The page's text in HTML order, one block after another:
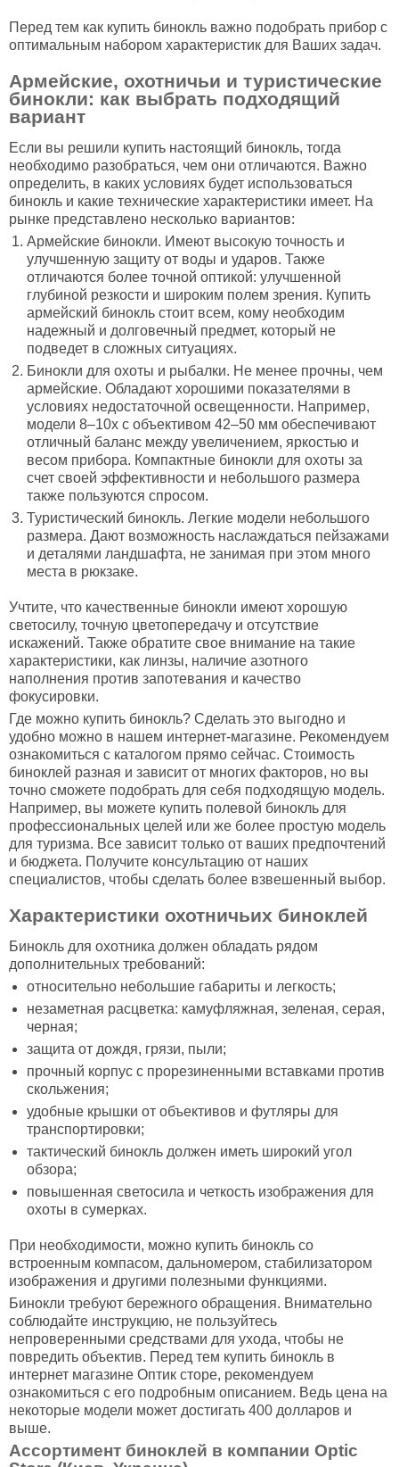
Перед тем как купить бинокль важно подобрать прибор с
оптимальным набором характеристик для Ваших задач.
Армейские, охотничьи и туристические
бинокли: как выбрать подходящий
вариант
Если вы решили купить настоящий бинокль, тогда
необходимо разобраться, чем они отличаются. Важно
определить, в каких условиях будет использоваться
бинокль и какие технические характеристики имеет. На
рынке представлено несколько вариантов:
Армейские бинокли. Имеют высокую точность и
улучшенную защиту от воды и ударов. Также
отличаются более точной оптикой: улучшенной
глубиной резкости и широким полем зрения. Купить
армейский бинокль стоит всем, кому необходим
надежный и долговечный предмет, который не
подведет в сложных ситуациях.
Бинокли для охоты и рыбалки. Не менее прочны, чем
армейские. Обладают хорошими показателями в
условиях недостаточной освещенности. Например,
модели 8–10x с объективом 42–50 мм обеспечивают
отличный баланс между увеличением, яркостью и
весом прибора. Компактные бинокли для охоты за
счет своей эффективности и небольшого размера
также пользуются спросом.
Туристический бинокль. Легкие модели небольшого
размера. Дают возможность наслаждаться пейзажами
и деталями ландшафта, не занимая при этом много
места в рюкзаке.
Учтите, что качественные бинокли имеют хорошую
светосилу, точную цветопередачу и отсутствие
искажений. Также обратите свое внимание на такие
характеристики, как линзы, наличие азотного
наполнения против запотевания и качество
фокусировки.
Где можно купить бинокль? Сделать это выгодно и
удобно можно в нашем интернет-магазине. Рекомендуем
ознакомиться с каталогом прямо сейчас. Стоимость
биноклей разная и зависит от многих факторов, но вы
точно сможете подобрать для себя подходящую модель.
Например, вы можете купить полевой бинокль для
профессиональных целей или же более простую модель
для туризма. Все зависит только от ваших предпочтений
и бюджета. Получите консультацию от наших
специалистов, чтобы сделать более взвешенный выбор.
Характеристики охотничьих биноклей
Бинокль для охотника должен обладать рядом
дополнительных требований:
относительно небольшие габариты и легкость;
незаметная расцветка: камуфляжная, зеленая, серая,
черная;
защита от дождя, грязи, пыли;
прочный корпус с прорезиненными вставками против
скольжения;
удобные крышки от объективов и футляры для
транспортировки;
тактический бинокль должен иметь широкий угол
обзора;
повышенная светосила и четкость изображения для
охоты в сумерках.
При необходимости, можно купить бинокль со
встроенным компасом, дальномером, стабилизатором
изображения и другими полезными функциями.
Бинокли требуют бережного обращения. Внимательно
соблюдайте инструкцию, не пользуйтесь
непроверенными средствами для ухода, чтобы не
повредить объектив. Перед тем купить бинокль в
интернет магазине Оптик сторе, рекомендуем
ознакомиться с его подробным описанием. Ведь цена на
некоторые модели может достигать 400 долларов и
выше.
Ассортимент биноклей в компании Optic